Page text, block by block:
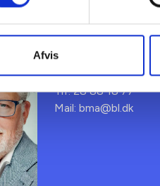
AfvisBent Madsen
Adm. direktør
Tlf: 28 88 18 77
Mail: bma@bl.dk